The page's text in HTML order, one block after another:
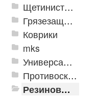
Щетинистые покрытия
Грязезащитные, влаговпитывающие покрытия
Коврики
mks
Универсальные модульные покрытия
Противоскользящая защита для лестниц, профили, ленты
Резиновые и ПВХ дорожки